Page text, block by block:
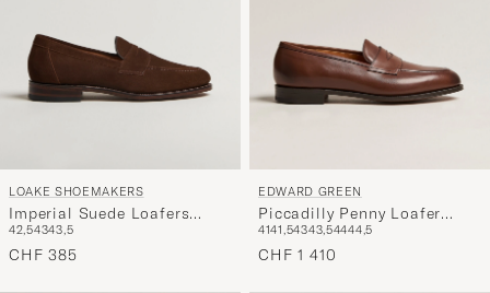
LOAKE SHOEMAKERS
Imperial Suede Loafers
Brown
42,54343,5
CHF 385
EDWARD GREEN
Piccadilly Penny Loafer
Dark Oak Antique
4141,54343,54444,5
CHF 1 410